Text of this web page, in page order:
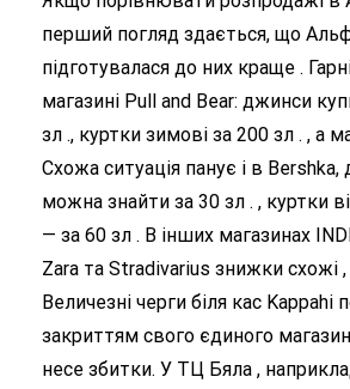
перший погляд здається, що
підготувалася до них краще .
магазині Pull and Bear: джинси
зл ., куртки зимові за 200 зл . , а
Схожа ситуація панує і в Bershka,
можна знайти за 30 зл . , куртки
— за 60 зл . В інших магазинах
Zara та Stradivarius знижки схожі ,
Величезні черги біля кас Kappahi
закриттям свого єдиного
несе збитки. У ТЦ Бяла ,